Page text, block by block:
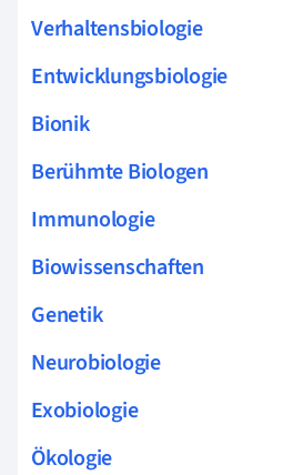
Verhaltensbiologie
Entwicklungsbiologie
Bionik
Berühmte Biologen
Immunologie
Biowissenschaften
Genetik
Neurobiologie
Exobiologie
Ökologie